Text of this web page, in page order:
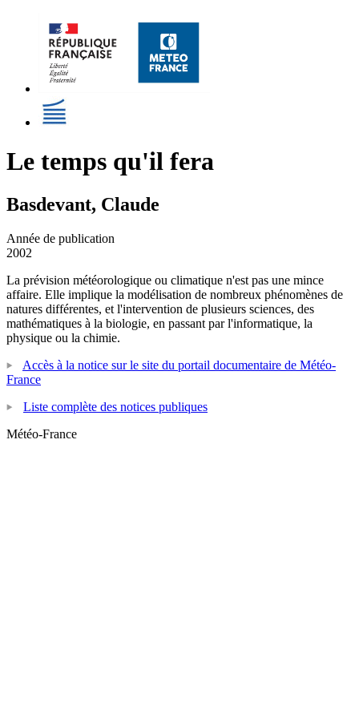
Le temps qu'il fera
Basdevant, Claude
Année de publication
2002
La prévision météorologique ou climatique n'est pas une mince
affaire. Elle implique la modélisation de nombreux phénomènes de
natures différentes, et l'intervention de plusieurs sciences, des
mathématiques à la biologie, en passant par l'informatique, la
physique ou la chimie.
Accès à la notice sur le site du portail documentaire de Météo-
France
Liste complète des notices publiques
Météo-France